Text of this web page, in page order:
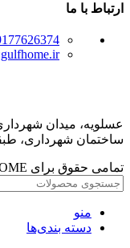
ارتباط با ما
عسلویه، میدان
ساختمان شهرداری،
تمامی حقوق برای GULFHOME سایت محفوظ است.
منو
دسته بندی‌ها